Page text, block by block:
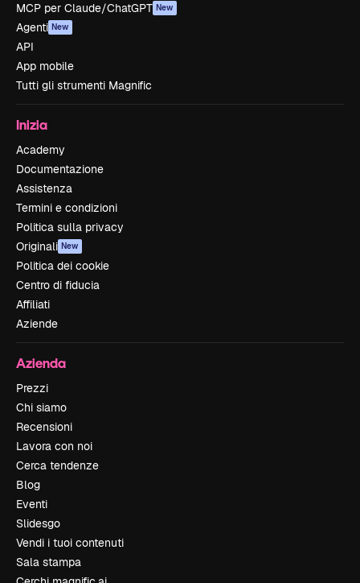
MCP per Claude/ChatGPT New
Agenti New
API
App mobile
Tutti gli strumenti Magnific
Inizia
Academy
Documentazione
Assistenza
Termini e condizioni
Politica sulla privacy
Originali New
Politica dei cookie
Centro di fiducia
Affiliati
Aziende
Azienda
Prezzi
Chi siamo
Recensioni
Lavora con noi
Cerca tendenze
Blog
Eventi
Slidesgo
Vendi i tuoi contenuti
Sala stampa